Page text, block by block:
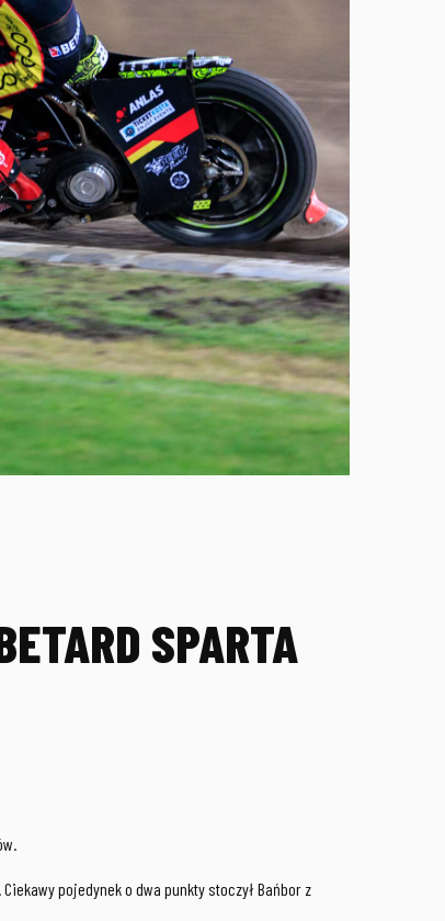
SPARTA
pojedynek o dwa punkty stoczył Bańbor z